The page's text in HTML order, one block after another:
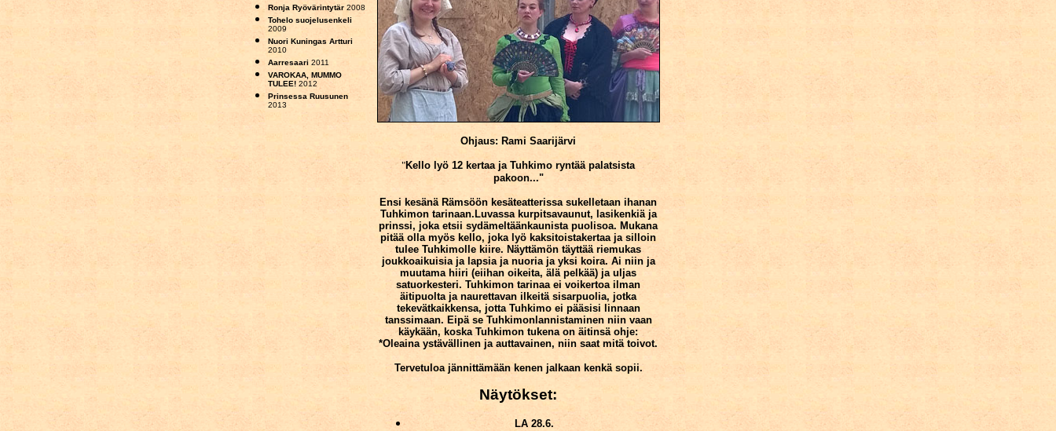
Ronja Ryövärintytär2008
Tohelo suojelusenkeli
2009
Nuori Kuningas Artturi
2010
Aarresaari2011
VAROKAA, MUMMO
TULEE! 2012
Prinsessa Ruusunen
2013
Ohjaus: Rami Saarijärvi
"Kello lyö 12 kertaa ja Tuhkimo ryntää palatsista
pakoon..."
Ensi kesänä Rämsöön kesäteatterissa sukelletaan ihanan
Tuhkimon tarinaan.Luvassa kurpitsavaunut, lasikenkiä ja
prinssi, joka etsii sydämeltäänkaunista puolisoa. Mukana
pitää olla myös kello, joka lyö kaksitoistakertaa ja silloin
tulee Tuhkimolle kiire. Näyttämön täyttää riemukas
joukkoaikuisia ja lapsia ja nuoria ja yksi koira. Ai niin ja
muutama hiiri (eiihan oikeita, älä pelkää) ja uljas
satuorkesteri. Tuhkimon tarinaa ei voikertoa ilman
äitipuolta ja naurettavan ilkeitä sisarpuolia, jotka
tekevätkaikkensa, jotta Tuhkimo ei pääsisi linnaan
tanssimaan. Eipä se Tuhkimonlannistaminen niin vaan
käykään, koska Tuhkimon tukena on äitinsä ohje:
*Oleaina ystävällinen ja auttavainen, niin saat mitä toivot.
Tervetuloa jännittämään kenen jalkaan kenkä sopii.
Näytökset:
LA 28.6.